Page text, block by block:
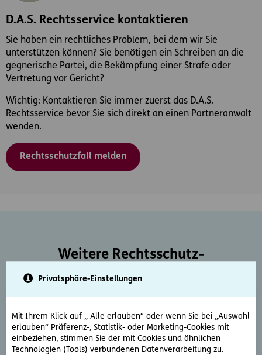
Privatsphäre-Einstellungen
Mit Ihrem Klick auf „ Alle erlauben“ oder wenn Sie bei „Auswahl
erlauben“ Präferenz-, Statistik- oder Marketing-Cookies mit
einbeziehen, stimmen Sie der mit Cookies und ähnlichen
Technologien (Tools) verbundenen Datenverarbeitung zu.
D.A.S. Rechtsservice kontaktieren
Sie haben ein rechtliches Problem, bei dem wir Sie
unterstützen können? Sie benötigen ein Schreiben an die
gegnerische Partei, die Bekämpfung einer Strafe oder
Vertretung vor Gericht?
Wichtig: Kontaktieren Sie immer zuerst das D.A.S.
Rechtsservice bevor Sie sich direkt an einen Partneranwalt
wenden.
Rechtsschutzfall melden
Weitere Rechtsschutz-
Serviceleistungen